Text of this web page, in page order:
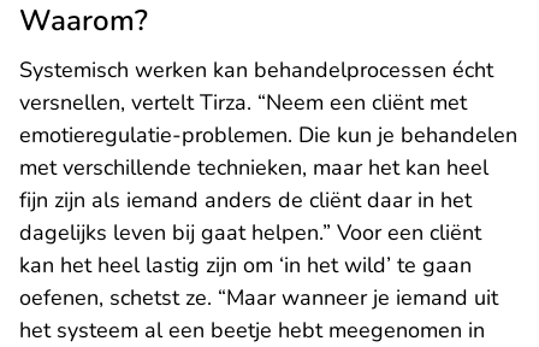
Waarom?
Systemisch werken kan behandelprocessen écht
versnellen, vertelt Tirza. “Neem een cliënt met
emotieregulatie-problemen. Die kun je behandelen
met verschillende technieken, maar het kan heel
fijn zijn als iemand anders de cliënt daar in het
dagelijks leven bij gaat helpen.” Voor een cliënt
kan het heel lastig zijn om ‘in het wild’ te gaan
oefenen, schetst ze. “Maar wanneer je iemand uit
het systeem al een beetje hebt meegenomen in